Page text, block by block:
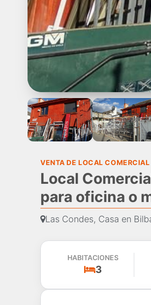
VENTA DE LOCAL COMERCIAL
Local
para oficina o
Las Condes, Casa en
HABITACIONES
3